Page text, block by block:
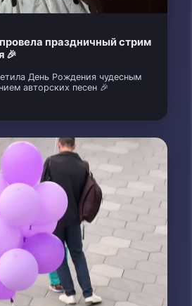
праздничный стрим
🎉
День Рождения чудесным
авторских песен 🎉